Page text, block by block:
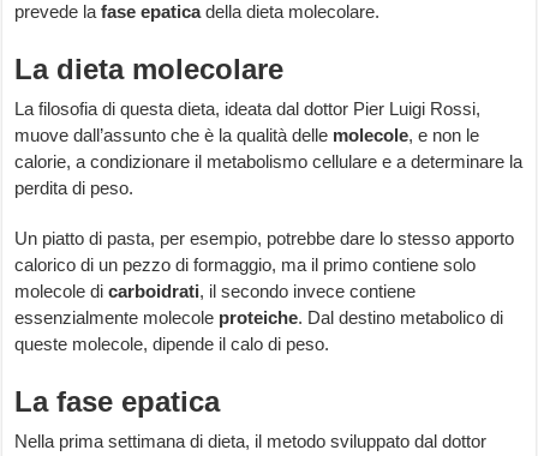
prevede lafase epaticadella dieta molecolare.
La dieta molecolare
La filosofia di questa dieta, ideata dal dottor Pier Luigi Rossi,
muove dall’assunto che è la qualità delle molecole, e non le
calorie, a condizionare il metabolismo cellulare e a determinare la
perdita di peso.
Un piatto di pasta, per esempio, potrebbe dare lo stesso apporto
calorico di un pezzo di formaggio, ma il primo contiene solo
molecole dicarboidrati, il secondo invece contiene
essenzialmente molecole proteiche. Dal destino metabolico di
queste molecole, dipende il calo di peso.
La fase epatica
Nella prima settimana di dieta, il metodo sviluppato dal dottor